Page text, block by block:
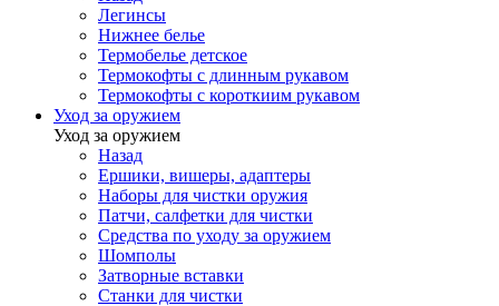
Легинсы
Нижнее белье
Термобелье детское
Термокофты с длинным рукавом
Термокофты с короткиим рукавом
Уход за оружием
Уход за оружием
Назад
Ершики, вишеры, адаптеры
Наборы для чистки оружия
Патчи, салфетки для чистки
Средства по уходу за оружием
Шомполы
Затворные вставки
Станки для чистки